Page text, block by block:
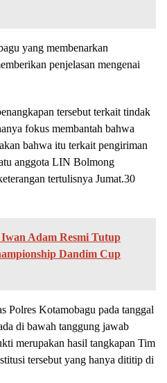
yang membenarkan
penjelasan mengenai
tersebut terkait tindak
fokus membantah bahwa
bahwa itu terkait pengiriman
anggota LIN Bolmong
tertulisnya Jumat.30
Adam Resmi Tutup
Dandim Cup
Polres Kotamobagu pada tanggal
di bawah tanggung jawab
merupakan hasil tangkapan Tim
tersebut yang hanya dititip di